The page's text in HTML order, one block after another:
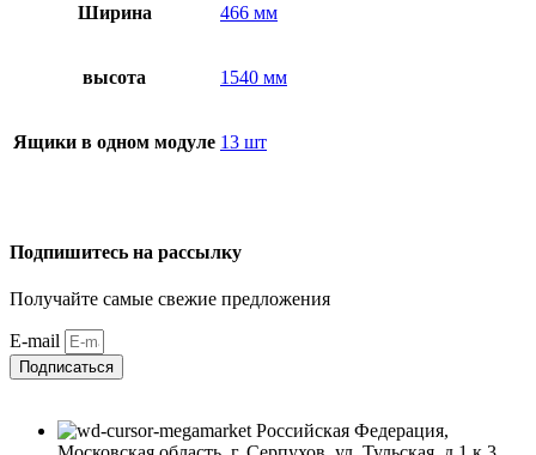
Ширина 466 мм
высота 1540 мм
Ящики в одном модуле 13 шт
Подпишитесь на рассылку
Получайте самые свежие предложения
E-mail
Подписаться
Российская Федерация,